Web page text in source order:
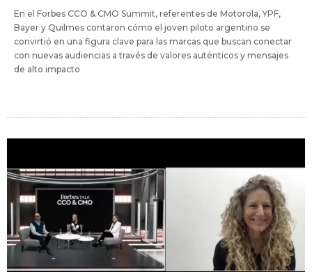
En el Forbes CCO & CMO Summit, referentes de Motorola, YPF,
Bayer y Quilmes contaron cómo el joven piloto argentino se
convirtió en una figura clave para las marcas que buscan conectar
con nuevas audiencias a través de valores auténticos y mensajes
de alto impacto